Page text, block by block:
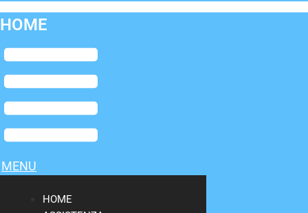
HOME
Flyout
Menu
MENU
HOME